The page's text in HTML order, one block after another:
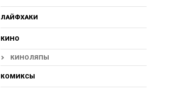
ЛАЙФХАКИ
КИНО
КИНОЛЯПЫ
КОМИКСЫ